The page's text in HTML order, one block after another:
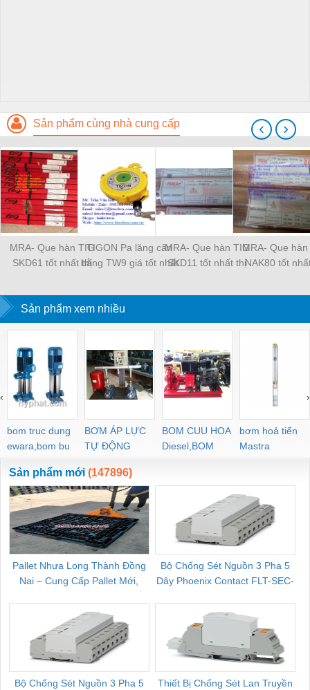
Sản phẩm cùng nhà cung cấp
MRA- Que hàn TIG
SKD61 tốt nhất thị
TIGON Pa lăng cân
bằng TW9 giá tốt nhất
MRA- Que hàn TIG
SKD11 tốt nhất thị
MRA- Que hàn
NAK80 tốt
‹ ›
Sản phẩm xem nhiều
bom truc dung
ewara,bom bu
ewara
BƠM ÁP LỰC
TỰ ĐỘNG
BOM CUU HOA
Diesel,BOM
CHUA CHAY
bơm hoả tiển
Mastra
‹ ›
Sản phẩm mới (147896)
Pallet Nhựa Long Thành Đồng
Nai – Cung Cấp Pallet Mới,
Bộ Chống Sét Nguồn 3 Pha 5
Dây Phoenix Contact FLT-SEC-
Bộ Chống Sét Nguồn 3 Pha 5
Thiết Bị Chống Sét Lan Truyền